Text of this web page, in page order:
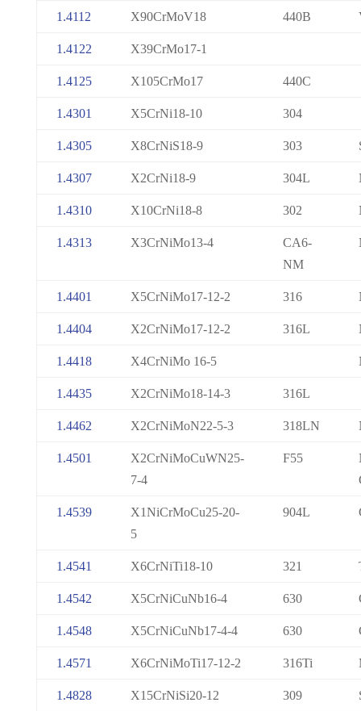
1.4112 X90CrMoV18 440B
1.4122 X39CrMo17-1
1.4125 X105CrMo17 440C
1.4301 X5CrNi18-10 304
1.4305 X8CrNiS18-9 303
1.4307 X2CrNi18-9 304L
1.4310 X10CrNi18-8 302
1.4313 X3CrNiMo13-4
CA6-
NM
1.4401 X5CrNiMo17-12-2 316
1.4404 X2CrNiMo17-12-2 316L
1.4418 X4CrNiMo 16-5
1.4435 X2CrNiMo18-14-3 316L
1.4462 X2CrNiMoN22-5-3 318LN
1.4501
X2CrNiMoCuWN25-
7-4
F55
1.4539
X1NiCrMoCu25-20-
5
904L
1.4541 X6CrNiTi18-10 321
1.4542 X5CrNiCuNb16-4 630
1.4548 X5CrNiCuNb17-4-4 630
1.4571 X6CrNiMoTi17-12-2 316Ti
1.4828 X15CrNiSi20-12 309